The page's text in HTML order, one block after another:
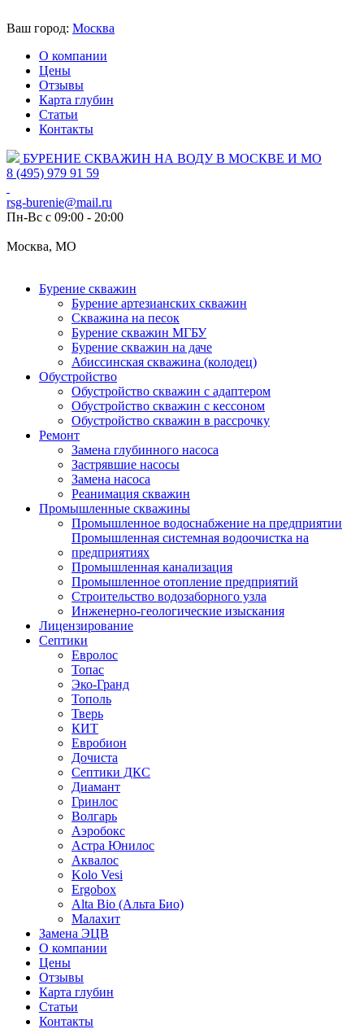
Ваш город: Москва
О компании
Цены
Отзывы
Карта глубин
Статьи
Контакты
БУРЕНИЕ СКВАЖИН НА ВОДУ В МОСКВЕ И МО
8 (495) 979 91 59
rsg-burenie@mail.ru
Пн-Вс с 09:00 - 20:00
Москва, МО
Бурение скважин
Бурение артезианских скважин
Скважина на песок
Бурение скважин МГБУ
Бурение скважин на даче
Абиссинская скважина (колодец)
Обустройство
Обустройство скважин с адаптером
Обустройство скважин с кессоном
Обустройство скважин в рассрочку
Ремонт
Замена глубинного насоса
Застрявшие насосы
Замена насоса
Реанимация скважин
Промышленные скважины
Промышленное водоснабжение на предприятии
Промышленная системная водоочистка на
предприятиях
Промышленная канализация
Промышленное отопление предприятий
Cтроительство водозаборного узла
Инженерно-геологические изыскания
Лицензирование
Септики
Евролос
Топас
Эко-Гранд
Тополь
Тверь
КИТ
Евробион
Дочиста
Септики ДКС
Диамант
Гринлос
Волгарь
Аэробокс
Астра Юнилос
Аквалос
Kolo Vesi
Ergobox
Alta Bio (Альта Био)
Малахит
Замена ЭЦВ
О компании
Цены
Отзывы
Карта глубин
Статьи
Контакты